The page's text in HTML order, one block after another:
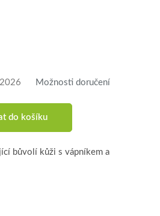
Možnosti doručení
do košíku
bůvolí kůži s vápníkem a